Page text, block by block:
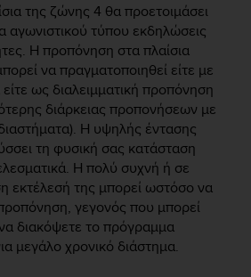
της ζώνης 4 θα προετοιμάσει
αγωνιστικού τύπου εκδηλώσεις
Η προπόνηση στα πλαίσια
να πραγματοποιηθεί είτε με
ως διαλειμματική προπόνηση
διάρκειας προπονήσεων με
Η υψηλής έντασης
τη φυσική σας κατάσταση
Η πολύ συχνή ή σε
εκτέλεσή της μπορεί ωστόσο να
γεγονός που μπορεί
διακόψετε το πρόγραμμα
μεγάλο χρονικό διάστημα.